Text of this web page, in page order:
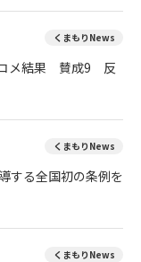
くまもりNews
コメ結果 賛成9 反
くまもりNews
する全国初の条例を
くまもりNews